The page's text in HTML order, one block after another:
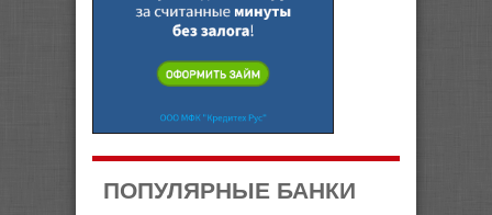
ПОПУЛЯРНЫЕ БАНКИ